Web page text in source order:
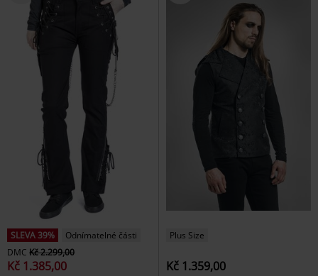
SLEVA 39%
Odnímatelné části
DMC Kč 2.299,00
Kč 1.385,00
Plus Size
Kč 1.359,00